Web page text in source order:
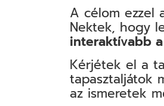
A célom ezzel
Nektek, hogy
interaktívabb
Kérjétek el a
tapasztaljátok
az ismeretek